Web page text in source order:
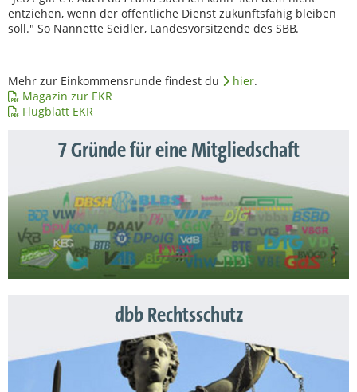
entziehen, wenn der öffentliche Dienst zukunftsfähig bleiben
soll." So Nannette Seidler, Landesvorsitzende des SBB.
Mehr zur Einkommensrunde findest du hier.
Magazin zur EKR
Flugblatt EKR
7 Gründe für eine Mitgliedschaft
dbb Rechtsschutz